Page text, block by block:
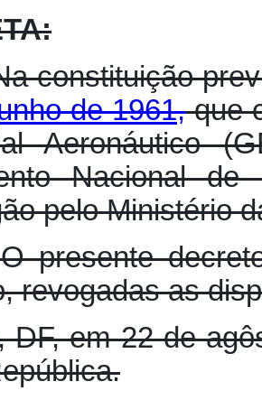
constituição
de 1961,que
Aeronáutico
Nacional
pelo Ministério
presente
revogadas as
DF, em 22 de